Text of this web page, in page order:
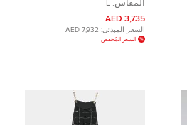
المقاس: L
3,735 AED
السعر المبدئي: 7,932 AED
السعر المُخفض